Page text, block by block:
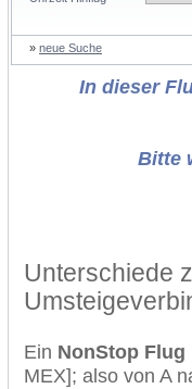
» neue Suche
In dieser
Bitte
Unterschiede
Ein NonStop Flug
MEX]; also von A